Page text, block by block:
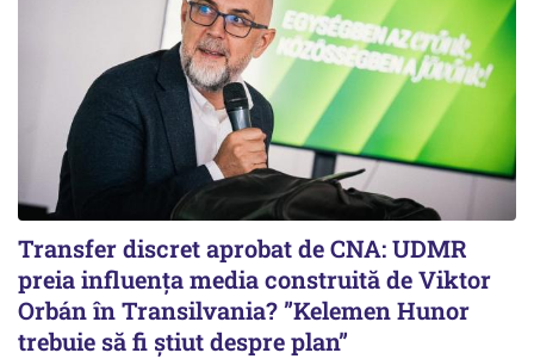
Transfer discret aprobat de CNA: UDMR
preia influența media construită de Viktor
Orbán în Transilvania? ”Kelemen Hunor
trebuie să fi știut despre plan”